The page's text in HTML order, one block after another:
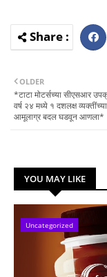
OLDER
*टाटा मोटर्सच्‍या सीएसआर
वर्ष २४ मध्‍ये १ दशलक्ष
आमूलाग्र बदल घडवून आणला*
YOU MAY LIKE
Uncategorized